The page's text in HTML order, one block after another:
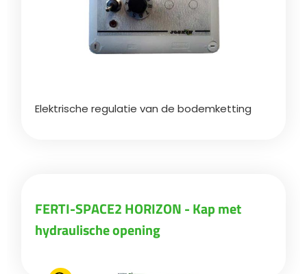
Elektrische regulatie van de bodemketting
FERTI-SPACE2 HORIZON - Kap met
hydraulische opening